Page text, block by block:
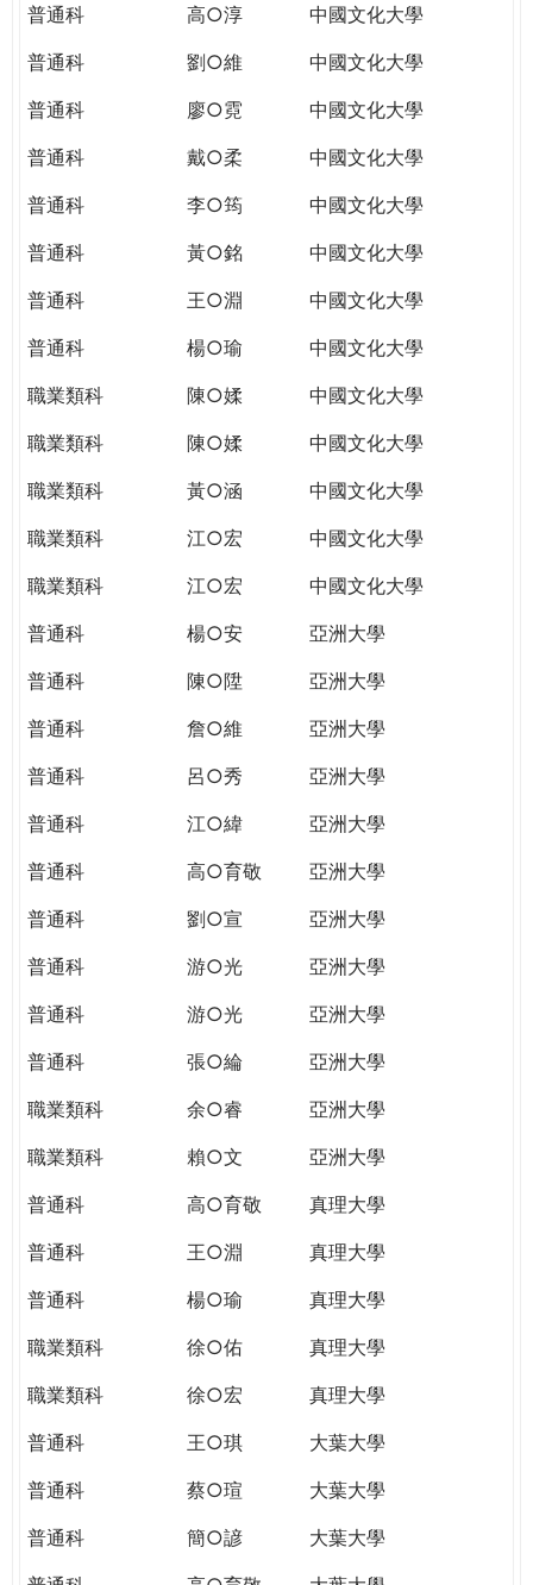
普通科
高○淳
中國文化大學
普通科
劉○維
中國文化大學
普通科
廖○霓
中國文化大學
普通科
戴○柔
中國文化大學
普通科
李○筠
中國文化大學
普通科
黃○銘
中國文化大學
普通科
王○淵
中國文化大學
普通科
楊○瑜
中國文化大學
職業類科
陳○媃
中國文化大學
職業類科
陳○媃
中國文化大學
職業類科
黃○涵
中國文化大學
職業類科
江○宏
中國文化大學
職業類科
江○宏
中國文化大學
普通科
楊○安
亞洲大學
普通科
陳○陞
亞洲大學
普通科
詹○維
亞洲大學
普通科
呂○秀
亞洲大學
普通科
江○緯
亞洲大學
普通科
高○育敬
亞洲大學
普通科
劉○宣
亞洲大學
普通科
游○光
亞洲大學
普通科
游○光
亞洲大學
普通科
張○綸
亞洲大學
職業類科
余○睿
亞洲大學
職業類科
賴○文
亞洲大學
普通科
高○育敬
真理大學
普通科
王○淵
真理大學
普通科
楊○瑜
真理大學
職業類科
徐○佑
真理大學
職業類科
徐○宏
真理大學
普通科
王○琪
大葉大學
普通科
蔡○瑄
大葉大學
普通科
簡○諺
大葉大學